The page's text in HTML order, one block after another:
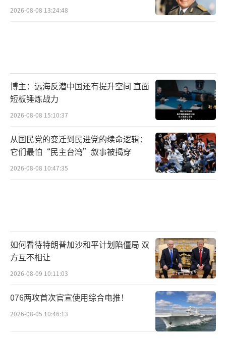
2026-08-08 13:24:48
博主：远海反潜中国还有提升空间 直面
短板锤炼战力
2026-08-08 15:10:37
从国民党的变迁到民进党的续命逻辑：
它们最怕“民主台湾”叙事被揭穿
2026-08-08 10:47:35
如何看待特朗普加沙和平计划陷僵局 双
方互不相让
2026-08-09 10:11:03
076两攻首次官宣使用综合电推！
2026-08-05 10:46:13